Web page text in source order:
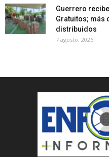
Guerrero
Gratuitos; más
distribuidos
7 agosto, 2026